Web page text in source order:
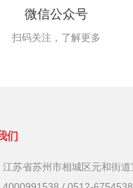
微信公众号
扫码关注，了解更多
们
江苏省苏州市相城区元和街